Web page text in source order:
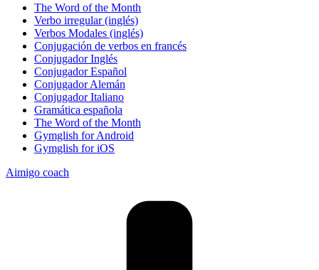
The Word of the Month
Verbo irregular (inglés)
Verbos Modales (inglés)
Conjugación de verbos en francés
Conjugador Inglés
Conjugador Español
Conjugador Alemán
Conjugador Italiano
Gramática española
The Word of the Month
Gymglish for Android
Gymglish for iOS
Aimigo coach